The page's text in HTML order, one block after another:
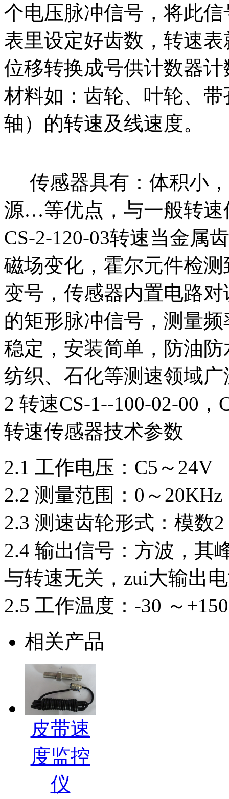
个电压脉冲信号，将此
表里设定好齿数，转速
位移转换成号供计数器
材料如：齿轮、叶轮、
轴）的转速及线速度。
传感器具有：体积小
源…等优点，与一般转速
CS-2-120-03转速当金属
磁场变化，霍尔元件检
变号，传感器内置电路
的矩形脉冲信号，测量
稳定，安装简单，防油
纺织、石化等测速领域
2 转速CS-1--100-02-00，
转速传感器技术参数
2.1 工作电压：C5～24V
2.2 测量范围：0～20KHz
2.3 测速齿轮形式：模数
2.4 输出信号：方波，其
与转速无关，zui大输出
2.5 工作温度：-30 ～
相关产品
皮带速
度监控
仪